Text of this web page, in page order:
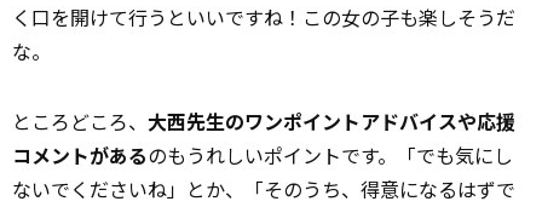
く口を開けて行うといいですね！この女の子も楽しそうだ
な。
ところどころ、 大西先生のワンポイントアドバイスや応援
コメントがあるのもうれしいポイントです。「でも気にし
ないでくださいね」とか、「そのうち、得意になるはずで